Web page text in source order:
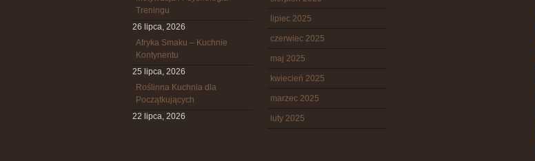
Treningu
26 lipca, 2026
Afryka Smaku – Kuchnie
Kontynentu
25 lipca, 2026
Roślinna Kuchnia dla
Początkujących
22 lipca, 2026
lipiec 2025
czerwiec 2025
maj 2025
kwiecień 2025
marzec 2025
luty 2025